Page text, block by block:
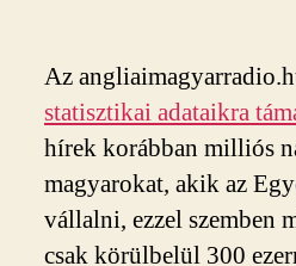
Az
statisztikai adataikra
hírek korábban mil­liós
magyarokat, akik az
vállalni, ezzel
csak körülbelül 300